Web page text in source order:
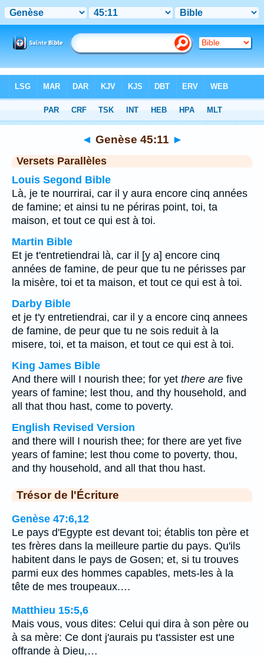
Chapitre 45 > Verset 11
◄ Genèse 45:11 ►
Versets Parallèles
Louis Segond Bible
Là, je te nourrirai, car il y aura encore cinq années
de famine; et ainsi tu ne périras point, toi, ta
maison, et tout ce qui est à toi.
Martin Bible
Et je t'entretiendrai là, car il [y a] encore cinq
années de famine, de peur que tu ne périsses par
la misère, toi et ta maison, et tout ce qui est à toi.
Darby Bible
et je t'y entretiendrai, car il y a encore cinq annees
de famine, de peur que tu ne sois reduit à la
misere, toi, et ta maison, et tout ce qui est à toi.
King James Bible
And there will I nourish thee; for yet there are five
years of famine; lest thou, and thy household, and
all that thou hast, come to poverty.
English Revised Version
and there will I nourish thee; for there are yet five
years of famine; lest thou come to poverty, thou,
and thy household, and all that thou hast.
Trésor de l'Écriture
Genèse 47:6,12
Le pays d'Egypte est devant toi; établis ton père et
tes frères dans la meilleure partie du pays. Qu'ils
habitent dans le pays de Gosen; et, si tu trouves
parmi eux des hommes capables, mets-les à la
tête de mes troupeaux.…
Matthieu 15:5,6
Mais vous, vous dites: Celui qui dira à son père ou
à sa mère: Ce dont j'aurais pu t'assister est une
offrande à Dieu,…